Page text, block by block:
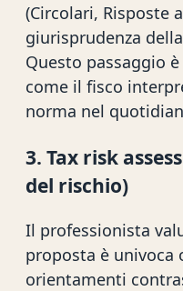
(Circolari, Risposte
giurisprudenza
Questo passaggio
come il fisco
norma nel
3. Tax risk
del rischio)
Il professionista
proposta è univoca
orientamenti